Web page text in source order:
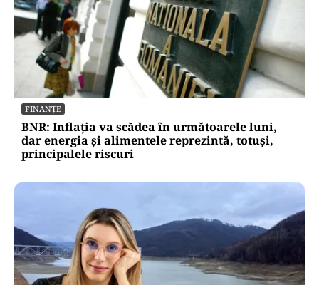
FINANȚE
BNR: Inflația va scădea în următoarele luni,
dar energia și alimentele reprezintă, totuși,
principalele riscuri